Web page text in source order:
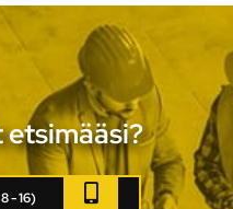
- 16)